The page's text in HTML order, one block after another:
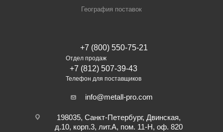
География поставок
+7 (800) 550-75-21
Отдел продаж
+7 (812) 507-39-43
Телефон для поставщиков
info@metall-pro.com
198035, Санкт-Петербург, Двинская,
д.10, корп.3, лит.А, пом. 11-Н, оф. 820